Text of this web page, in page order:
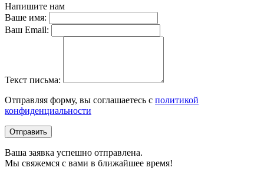
Напишите нам
Ваше имя:
Ваш Email:
Текст письма:
Отправляя форму, вы соглашаетесь с политикой
конфиденциальности
Отправить
Ваша заявка успешно отправлена.
Мы свяжемся с вами в ближайшее время!